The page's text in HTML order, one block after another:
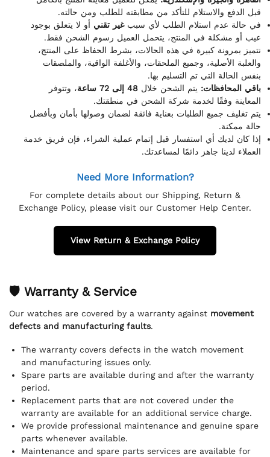
قبل الدفع والاستلام للتأكد من مطابقته للطلب ومن حالته.
في حالة عدم استلام الطلب لأي سببغير تقني أو لا يتعلق بوجود
عيب أو مشكلة في المنتج، يتحمل العميل رسوم الشحن فقط.
نتميز بمرونة كبيرة في هذه الحالات، بشرط الحفاظ على المنتج،
والعلبة الأصلية، وجميع الملحقات، والأغلفة الواقية، والملصقات
بنفس الحالة التي تم التسليم بها.
باقي المحافظات: يتم الشحن خلال 48 إلى 72 ساعة
، وتتوفر
المعاينة وفقًا لخدمة شركة الشحن في منطقتك.
يتم تغليف جميع الطلبات بعناية فائقة لضمان وصولها بأمان وبأفضل
حالة ممكنة.
إذا كان لديك أي استفسار قبل إتمام عملية الشراء، فإن فريق خدمة
العملاء لدينا جاهز دائمًا لمساعدتك.
Need More Information?
For complete details about our Shipping, Return &
Exchange Policy, please visit our Customer Help Center.
View Return & Exchange Policy
🛡 Warranty & Service
Our watches are covered by a warranty against movement
defects and manufacturing faults.
The warranty covers defects in the watch movement
and manufacturing issues only.
Spare parts are available during and after the warranty
period.
Replacement parts that are not covered under the
warranty are available for an additional service charge.
We provide professional maintenance and genuine spare
parts whenever available.
Maintenance and spare parts services are available for